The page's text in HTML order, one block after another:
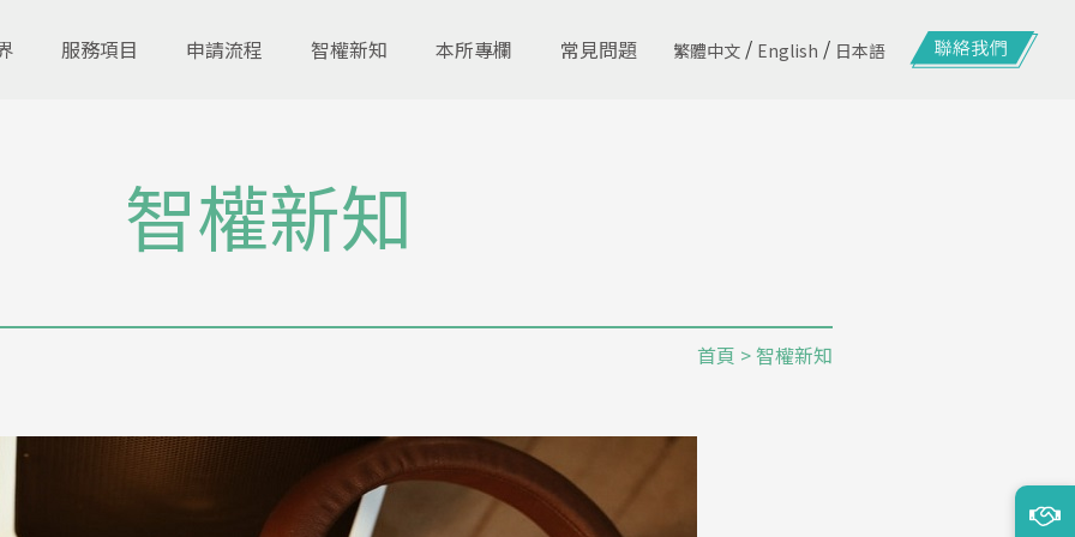
服務項目 申請流程 智權新知 本所專欄 常見問題 繁體中文 / English / 日本語
智權新知
首頁 > 智權新知